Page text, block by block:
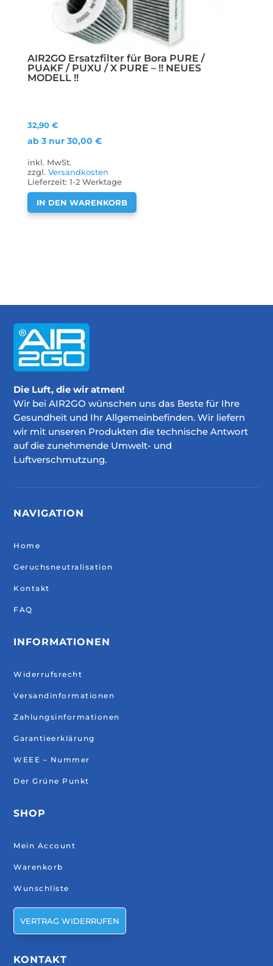
AIR2GO Ersatzfilter für Bora PURE /
PUAKF / PUXU / X PURE – !! NEUES
MODELL !!
32,90€
ab 3 nur30,00€
inkl. MwSt.
zzgl.Versandkosten
Lieferzeit:1-2 Werktage
IN DEN WARENKORB
Die Luft, die wir atmen!
Wir bei AIR2GO wünschen uns das Beste für Ihre
Gesundheit und Ihr Allgemeinbefinden. Wir liefern
wir mit unseren Produkten die technische Antwort
auf die zunehmende Umwelt- und
Luftverschmutzung.
NAVIGATION
Home
Geruchsneutralisation
Kontakt
FAQ
INFORMATIONEN
Widerrufsrecht
Versandinformationen
Zahlungsinformationen
Garantieerklärung
WEEE – Nummer
Der Grüne Punkt
SHOP
Mein Account
Warenkorb
Wunschliste
VERTRAG WIDERRUFEN
KONTAKT